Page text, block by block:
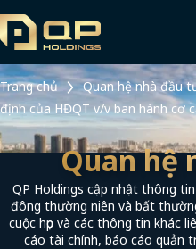
Trang chủ Quan hệ nhà đầu
định của HĐQT v/v ban hành cơ
của HĐQT
Quan hệ
QP Holdings cập nhật thông
đông thường niên và bất
cuộc họp và các thông tin khác
cáo tài chính, báo cáo quản